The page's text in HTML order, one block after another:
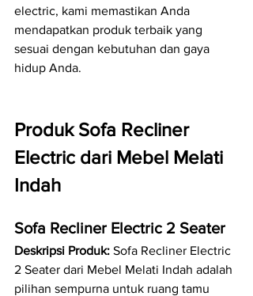
electric, kami memastikan Anda
mendapatkan produk terbaik yang
sesuai dengan kebutuhan dan gaya
hidup Anda.
Produk Sofa Recliner
Electric dari Mebel Melati
Indah
Sofa Recliner Electric 2 Seater
Deskripsi Produk: Sofa Recliner Electric
2 Seater dari Mebel Melati Indah adalah
pilihan sempurna untuk ruang tamu